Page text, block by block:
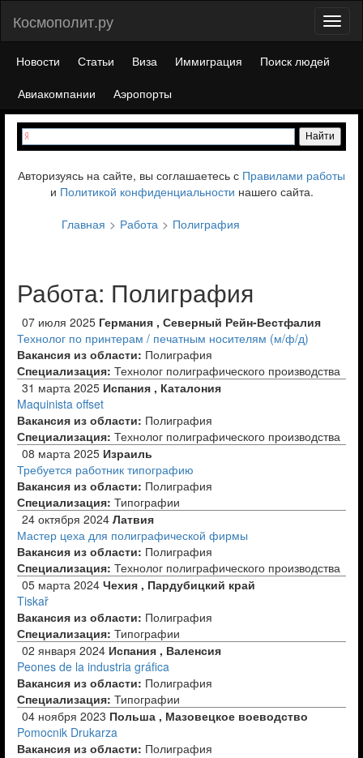
Космополит.ру
Новости Статьи Виза Иммиграция
Поиск людей
Авиакомпании
Аэропорты
Авторизуясь на сайте, вы соглашаетесь с Правилами работы
и Политикой конфиденциальности нашего сайта.
Главная
Работа Полиграфия
Работа: Полиграфия
07 июля 2025 Германия , Северный Рейн-Вестфалия
Технолог по принтерам / печатным носителям (м/ф/д)
Вакансия из области: Полиграфия
Специализация: Технолог полиграфического производства
31 марта 2025 Испания , Каталония
Maquinista offset
Вакансия из области: Полиграфия
Специализация: Технолог полиграфического производства
08 марта 2025 Израиль
Требуется работник типографию
Вакансия из области: Полиграфия
Специализация: Типографии
24 октября 2024 Латвия
Мастер цеха для полиграфической фирмы
Вакансия из области: Полиграфия
Специализация: Технолог полиграфического производства
05 марта 2024 Чехия , Пардубицкий край
Tiskař
Вакансия из области: Полиграфия
Специализация: Типографии
02 января 2024 Испания , Валенсия
Peones de la industria gráfica
Вакансия из области: Полиграфия
Специализация: Типографии
04 ноября 2023 Польша , Мазовецкое воеводство
Pomocnik Drukarza
Вакансия из области: Полиграфия